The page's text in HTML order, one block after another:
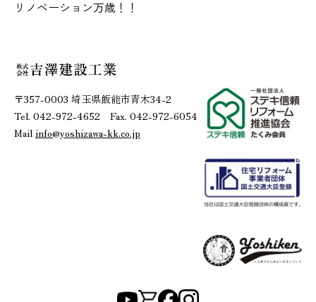
リノベーション万歳！！
〒357-0003 埼玉県飯能市青木34-2
Tel. 042-972-4652 Fax. 042-972-6054
Mail info@yoshizawa-kk.co.jp